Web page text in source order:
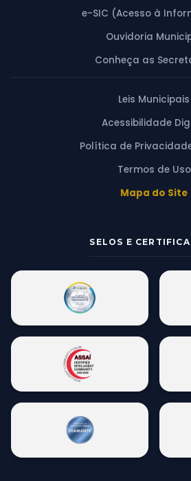
e-SIC (Acesso à
Ouvidoria
Conheça as
Leis Municipais
Acessibilidade
Política de
Termos de Uso
Mapa do Site
SELOS E